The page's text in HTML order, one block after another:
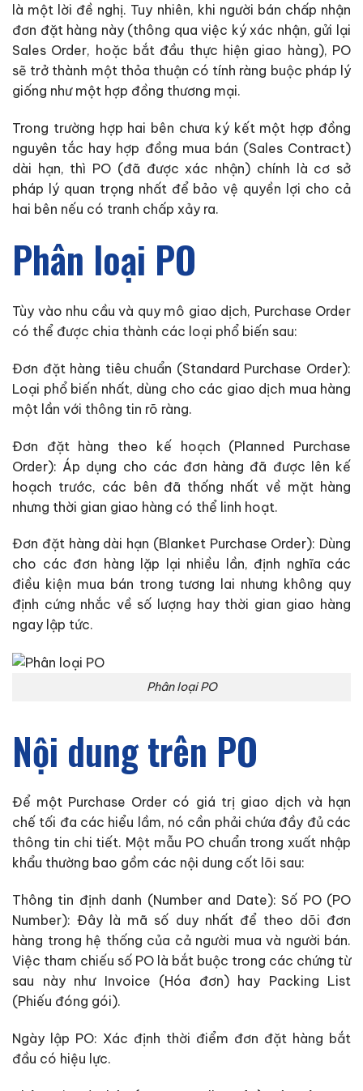
là một lời đề nghị. Tuy nhiên, khi người bán chấp nhận
đơn đặt hàng này (thông qua việc ký xác nhận, gửi lại
Sales Order, hoặc bắt đầu thực hiện giao hàng), PO
sẽ trở thành một thỏa thuận có tính ràng buộc pháp lý
giống như một hợp đồng thương mại.
Trong trường hợp hai bên chưa ký kết một hợp đồng
nguyên tắc hay hợp đồng mua bán (Sales Contract)
dài hạn, thì PO (đã được xác nhận) chính là cơ sở
pháp lý quan trọng nhất để bảo vệ quyền lợi cho cả
hai bên nếu có tranh chấp xảy ra.
Phân loại PO
Tùy vào nhu cầu và quy mô giao dịch, Purchase Order
có thể được chia thành các loại phổ biến sau:
Đơn đặt hàng tiêu chuẩn (Standard Purchase Order):
Loại phổ biến nhất, dùng cho các giao dịch mua hàng
một lần với thông tin rõ ràng.
Đơn đặt hàng theo kế hoạch (Planned Purchase
Order): Áp dụng cho các đơn hàng đã được lên kế
hoạch trước, các bên đã thống nhất về mặt hàng
nhưng thời gian giao hàng có thể linh hoạt.
Đơn đặt hàng dài hạn (Blanket Purchase Order): Dùng
cho các đơn hàng lặp lại nhiều lần, định nghĩa các
điều kiện mua bán trong tương lai nhưng không quy
định cứng nhắc về số lượng hay thời gian giao hàng
ngay lập tức.
Phân loại PO
Nội dung trên PO
Để một Purchase Order có giá trị giao dịch và hạn
chế tối đa các hiểu lầm, nó cần phải chứa đầy đủ các
thông tin chi tiết. Một mẫu PO chuẩn trong xuất nhập
khẩu thường bao gồm các nội dung cốt lõi sau:
Thông tin định danh (Number and Date): Số PO (PO
Number): Đây là mã số duy nhất để theo dõi đơn
hàng trong hệ thống của cả người mua và người bán.
Việc tham chiếu số PO là bắt buộc trong các chứng từ
sau này như Invoice (Hóa đơn) hay Packing List
(Phiếu đóng gói).
Ngày lập PO: Xác định thời điểm đơn đặt hàng bắt
đầu có hiệu lực.